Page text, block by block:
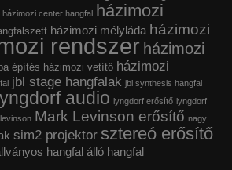
házimozi center hangfal házimozi
házimozi mélyláda házimozi
rendszer házimozi
építés házimozi vetítő házimozi
jbl stage hangfalak jbl synthesis hangfal
audio lyngdorf erősítő lyngdorf
Mark Levinson erősítő nagy
sim2 projektor sztereó erősítő
hangfal álló hangfal